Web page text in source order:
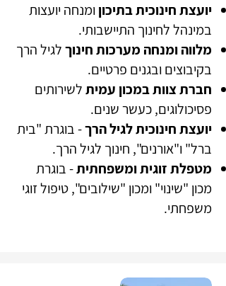
יועצת חינוכית בתיכוןומנחה יועצות
במינהל לחינוך התיישבותי.
מלווה ומנחה מערכות חינוךלגיל הרך
בקיבוצים ובגנים פרטיים.
חברת צוות במכון עמיתלשירותים
פסיכולוגים, כעשר שנים.
יועצת חינוכית לגיל הרך- בוגרת "בית
ברל" ו"אורנים", חינוך לגיל הרך.
מטפלת זוגית ומשפחתית- בוגרת
מכון "שינוי" ומכון "שילובים", טיפול זוגי
משפחתי.